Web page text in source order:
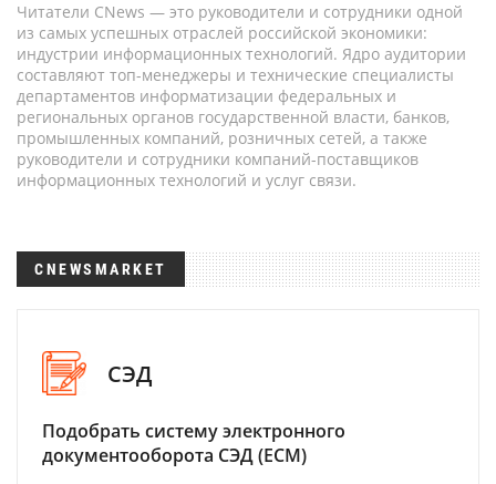
Читатели CNews — это руководители и сотрудники одной
из самых успешных отраслей российской экономики:
индустрии информационных технологий. Ядро аудитории
составляют топ-менеджеры и технические специалисты
департаментов информатизации федеральных и
региональных органов государственной власти, банков,
промышленных компаний, розничных сетей, а также
руководители и сотрудники компаний-поставщиков
информационных технологий и услуг связи.
CNEWSMARKET
СЭД
Подобрать систему электронного
документооборота СЭД (ECM)